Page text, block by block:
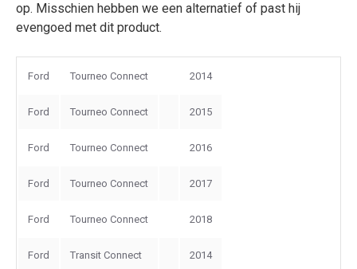
op. Misschien hebben we een alternatief of past hij
evengoed met dit product.
Ford Tourneo Connect 2014
Ford Tourneo Connect 2015
Ford Tourneo Connect 2016
Ford Tourneo Connect 2017
Ford Tourneo Connect 2018
Ford Transit Connect 2014